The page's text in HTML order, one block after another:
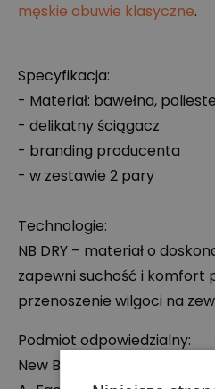
męskie obuwie klasyczne.
Specyfikacja:
- Materiał: bawełna,
- delikatny ściągacz
- branding producenta
- w zestawie 2 pary
Technologie:
NB DRY – materiał o
zapewni suchość i komfort
przenoszenie wilgoci na
Podmiot odpowiedzialny:
New Balance Europe BV